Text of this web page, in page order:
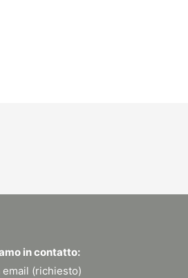
in contatto:
email (richiesto)